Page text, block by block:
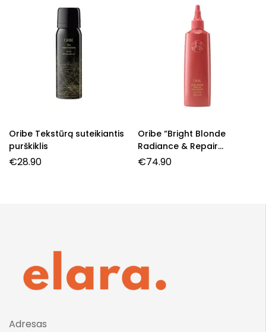
Oribe Tekstūrą suteikiantis
purškiklis
€28.90
Oribe “Bright Blonde
Radiance & Repair
Treatment”
€74.90
Adresas